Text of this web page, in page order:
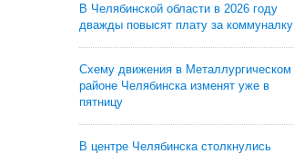
В Челябинской области в 2026 году
дважды повысят плату за коммуналку
Схему движения в Металлургическом
районе Челябинска изменят уже в
пятницу
В центре Челябинска столкнулись